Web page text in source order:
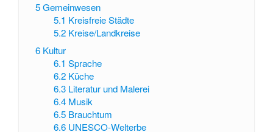
5Gemeinwesen
5.1 Kreisfreie Städte
5.2 Kreise/Landkreise
6 Kultur
6.1 Sprache
6.2 Küche
6.3 Literatur und Malerei
6.4 Musik
6.5 Brauchtum
6.6 UNESCO-Welterbe